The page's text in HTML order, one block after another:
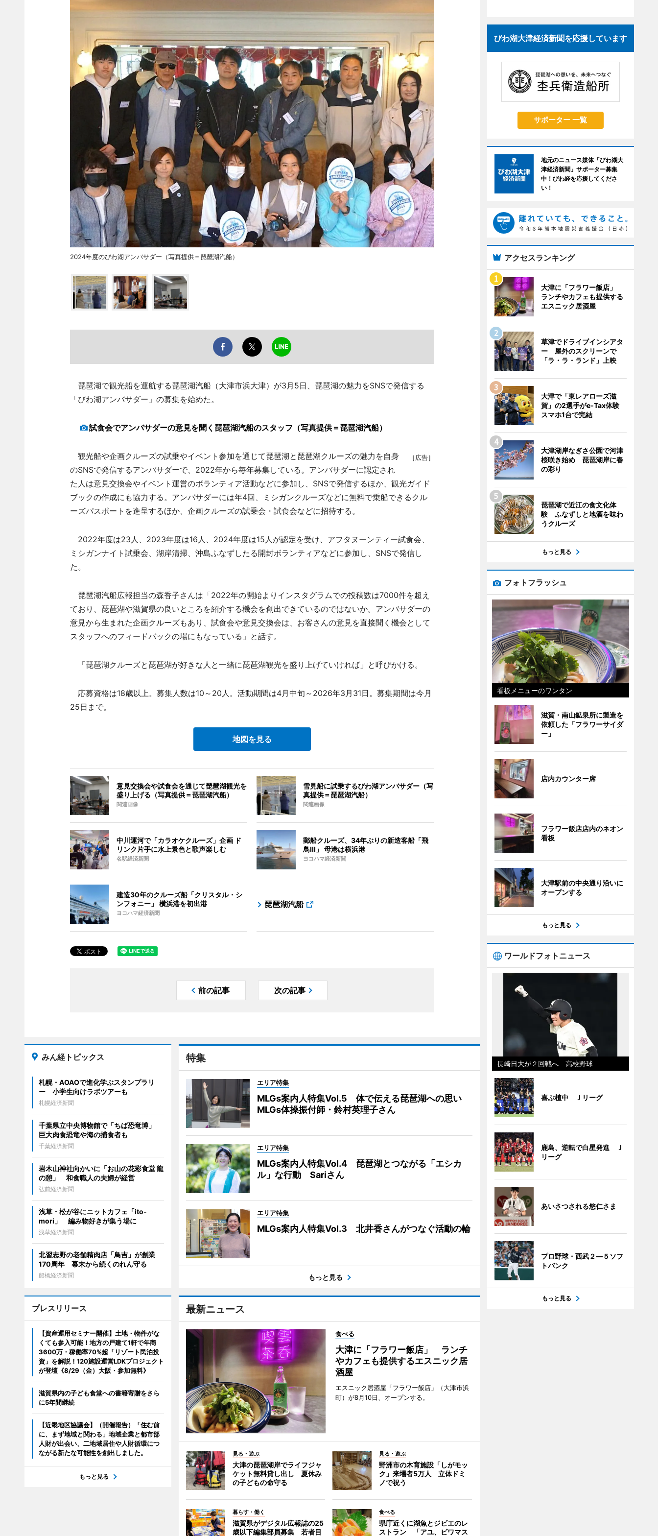
2024年度のびわ湖アンバサダー（写真提供＝琵琶湖汽船）
琵琶湖で観光船を運航する琵琶湖汽船（大津市浜大津）が3月5日、琵琶湖の魅力をSNSで発信する
「びわ湖アンバサダー」の募集を始めた。
試食会でアンバサダーの意見を聞く琵琶湖汽船のスタッフ（写真提供＝琵琶湖汽船）
［広告］
観光船や企画クルーズの試乗やイベント参加を通じて琵琶湖と琵琶湖クルーズの魅力を自身
のSNSで発信するアンバサダーで、2022年から毎年募集している。アンバサダーに認定され
た人は意見交換会やイベント運営のボランティア活動などに参加し、SNSで発信するほか、観光ガイド
ブックの作成にも協力する。アンバサダーには年4回、ミシガンクルーズなどに無料で乗船できるクル
ーズパスポートを進呈するほか、企画クルーズの試乗会・試食会などに招待する。
2022年度は23人、2023年度は16人、2024年度は15人が認定を受け、アフタヌーンティー試食会、
ミシガンナイト試乗会、湖岸清掃、沖島ふなずしたる開封ボランティアなどに参加し、SNSで発信し
た。
琵琶湖汽船広報担当の森香子さんは「2022年の開始よりインスタグラムでの投稿数は7000件を超え
ており、琵琶湖や滋賀県の良いところを紹介する機会を創出できているのではないか。アンバサダーの
意見から生まれた企画クルーズもあり、試食会や意見交換会は、お客さんの意見を直接聞く機会として
スタッフへのフィードバックの場にもなっている」と話す。
「琵琶湖クルーズと琵琶湖が好きな人と一緒に琵琶湖観光を盛り上げていければ」と呼びかける。
応募資格は18歳以上。募集人数は10～20人。活動期間は4月中旬～2026年3月31日。募集期間は今月
25日まで。
地図を見る
意見交換会や試食会を通じて琵琶湖観光を
盛り上げる（写真提供＝琵琶湖汽船）
関連画像
雪見船に試乗するびわ湖アンバサダー（写
真提供＝琵琶湖汽船）
関連画像
中川運河で「カラオケクルーズ」企画 ド
リンク片手に水上景色と歌声楽しむ
名駅経済新聞
郵船クルーズ、34年ぶりの新造客船「飛
鳥III」 母港は横浜港
ヨコハマ経済新聞
建造30年のクルーズ船「クリスタル・シ
ンフォニー」 横浜港を初出港
ヨコハマ経済新聞
琵琶湖汽船
前の記事 次の記事
特集
エリア特集
MLGs案内人特集Vol.5 体で伝える琵琶湖への思い
MLGs体操振付師・鈴村英理子さん
エリア特集
MLGs案内人特集Vol.4 琵琶湖とつながる「エシカ
ル」な行動 Sariさん
エリア特集
MLGs案内人特集Vol.3 北井香さんがつなぐ活動の輪
もっと見る
最新ニュース
食べる
大津に「フラワー飯店」 ランチ
やカフェも提供するエスニック居
酒屋
エスニック居酒屋「フラワー飯店」（大津市浜
町）が8月10日、オープンする。
見る・遊ぶ
大津の琵琶湖岸でライフジャ
ケット無料貸し出し 夏休み
の子どもの命守る
見る・遊ぶ
野洲市の木育施設「しがモッ
ク」来場者5万人 立体ドミ
ノで祝う
暮らす・働く
滋賀県がデジタル広報誌の25
歳以下編集部員募集 若者目
食べる
県庁近くに湖魚とジビエのレ
ストラン 「アユ、ビワマス
みん経トピックス
札幌・AOAOで進化学ぶスタンプラリ
ー 小学生向けラボツアーも
札幌経済新聞
千葉県立中央博物館で「ちば恐竜博」
巨大肉食恐竜や海の捕食者も
千葉経済新聞
岩木山神社向かいに「お山の花彩食堂 龍
の憩」 和食職人の夫婦が経営
弘前経済新聞
浅草・松が谷にニットカフェ「ito-
mori」 編み物好きが集う場に
浅草経済新聞
北習志野の老舗精肉店「鳥吉」が創業
170周年 幕末から続くのれん守る
船橋経済新聞
プレスリリース
【資産運用セミナー開催】土地・物件がな
くても参入可能！地方の戸建て1軒で年商
3600万・稼働率70%超「リゾート民泊投
資」を解説！120施設運営LDKプロジェクト
が登壇《8/29（金）大阪・参加無料》
滋賀県内の子ども食堂への書籍寄贈をさら
に5年間継続
【近畿地区協議会】（開催報告）「住む前
に、まず地域と関わる」地域企業と都市部
人財が出会い、二地域居住や人財循環につ
ながる新たな可能性を創出しました。
もっと見る
びわ湖大津経済新聞を応援しています
サポーター 一覧
地元のニュース媒体「びわ湖大
津経済新聞」サポーター募集
中！びわ経を応援してくださ
い！
アクセスランキング
大津に「フラワー飯店」
ランチやカフェも提供する
エスニック居酒屋
草津でドライブインシアタ
ー 屋外のスクリーンで
「ラ・ラ・ランド」上映
大津で「東レアローズ滋
賀」の2選手がe-Tax体験
スマホ1台で完結
大津湖岸なぎさ公園で河津
桜咲き始め 琵琶湖岸に春
の彩り
琵琶湖で近江の食文化体
験 ふなずしと地酒を味わ
うクルーズ
もっと見る
フォトフラッシュ
看板メニューのワンタン
滋賀・南山鉱泉所に製造を
依頼した「フラワーサイダ
ー」
店内カウンター席
フラワー飯店店内のネオン
看板
大津駅前の中央通り沿いに
オープンする
もっと見る
ワールドフォトニュース
長崎日大が２回戦へ 高校野球
喜ぶ植中 Ｊリーグ
鹿島、逆転で白星発進 Ｊ
リーグ
あいさつされる悠仁さま
プロ野球・西武２―５ソフ
トバンク
もっと見る